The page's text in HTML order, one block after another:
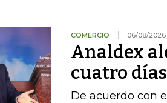
COMERCIO 06/08/2026
Analdex
cuatro
De acuerdo con